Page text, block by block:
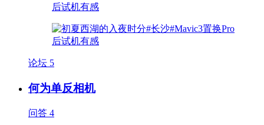
论坛 5
何为单反相机
问答 4